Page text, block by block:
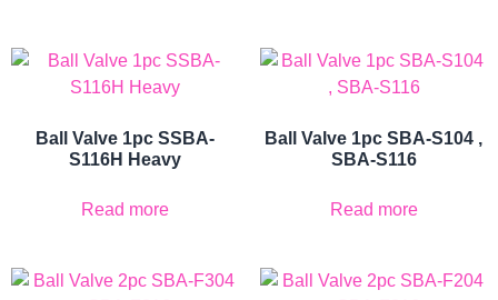
Ball Valve 1pc SSBA-
S116H Heavy
Read more
Ball Valve 1pc SBA-S104 ,
SBA-S116
Read more